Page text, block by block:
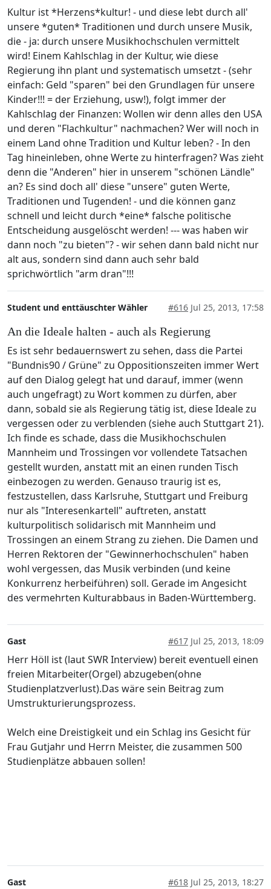
Kultur ist *Herzens*kultur! - und diese lebt durch all'
unsere *guten* Traditionen und durch unsere Musik,
die - ja: durch unsere Musikhochschulen vermittelt
wird! Einem Kahlschlag in der Kultur, wie diese
Regierung ihn plant und systematisch umsetzt - (sehr
einfach: Geld "sparen" bei den Grundlagen für unsere
Kinder!!! = der Erziehung, usw!), folgt immer der
Kahlschlag der Finanzen: Wollen wir denn alles den USA
und deren "Flachkultur" nachmachen? Wer will noch in
einem Land ohne Tradition und Kultur leben? - In den
Tag hineinleben, ohne Werte zu hinterfragen? Was zieht
denn die "Anderen" hier in unserem "schönen Ländle"
an? Es sind doch all' diese "unsere" guten Werte,
Traditionen und Tugenden! - und die können ganz
schnell und leicht durch *eine* falsche politische
Entscheidung ausgelöscht werden! --- was haben wir
dann noch "zu bieten"? - wir sehen dann bald nicht nur
alt aus, sondern sind dann auch sehr bald
sprichwörtlich "arm dran"!!!
Student und enttäuschter Wähler #616 Jul 25, 2013, 17:58
An die Ideale halten - auch als Regierung
Es ist sehr bedauernswert zu sehen, dass die Partei
"Bundnis90 / Grüne" zu Oppositionszeiten immer Wert
auf den Dialog gelegt hat und darauf, immer (wenn
auch ungefragt) zu Wort kommen zu dürfen, aber
dann, sobald sie als Regierung tätig ist, diese Ideale zu
vergessen oder zu verblenden (siehe auch Stuttgart 21).
Ich finde es schade, dass die Musikhochschulen
Mannheim und Trossingen vor vollendete Tatsachen
gestellt wurden, anstatt mit an einen runden Tisch
einbezogen zu werden. Genauso traurig ist es,
festzustellen, dass Karlsruhe, Stuttgart und Freiburg
nur als "Interesenkartell" auftreten, anstatt
kulturpolitisch solidarisch mit Mannheim und
Trossingen an einem Strang zu ziehen. Die Damen und
Herren Rektoren der "Gewinnerhochschulen" haben
wohl vergessen, das Musik verbinden (und keine
Konkurrenz herbeiführen) soll. Gerade im Angesicht
des vermehrten Kulturabbaus in Baden-Württemberg.
Gast #617 Jul 25, 2013, 18:09
Herr Höll ist (laut SWR Interview) bereit eventuell einen
freien Mitarbeiter(Orgel) abzugeben(ohne
Studienplatzverlust).Das wäre sein Beitrag zum
Umstrukturierungsprozess.
Welch eine Dreistigkeit und ein Schlag ins Gesicht für
Frau Gutjahr und Herrn Meister, die zusammen 500
Studienplätze abbauen sollen!
Gast #618 Jul 25, 2013, 18:27